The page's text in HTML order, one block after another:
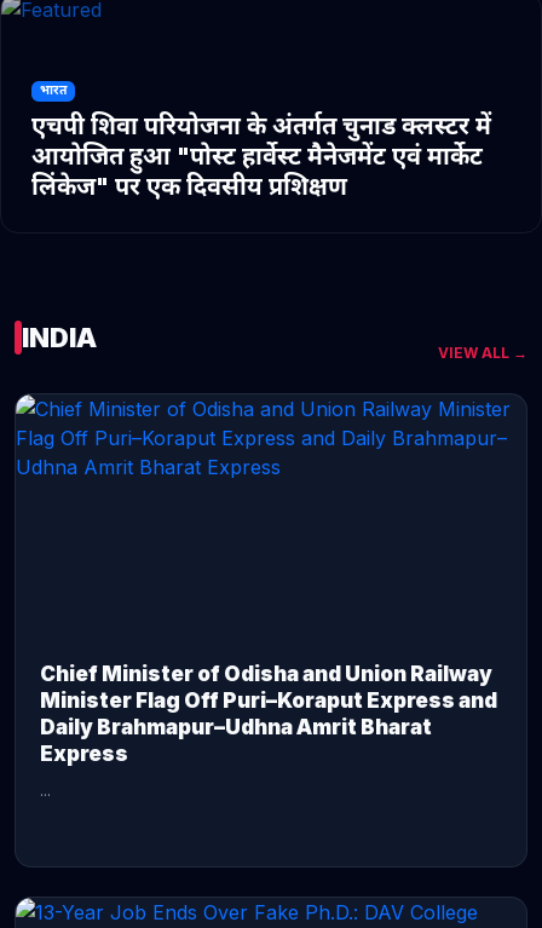
भारत
एचपी शिवा परियोजना के अंतर्गत चुनाड क्लस्टर में
आयोजित हुआ "पोस्ट हार्वेस्ट मैनेजमेंट एवं मार्केट
लिंकेज" पर एक दिवसीय प्रशिक्षण
INDIA VIEW ALL →
Chief Minister of Odisha and Union Railway
Minister Flag Off Puri–Koraput Express and
Daily Brahmapur–Udhna Amrit Bharat
Express
...